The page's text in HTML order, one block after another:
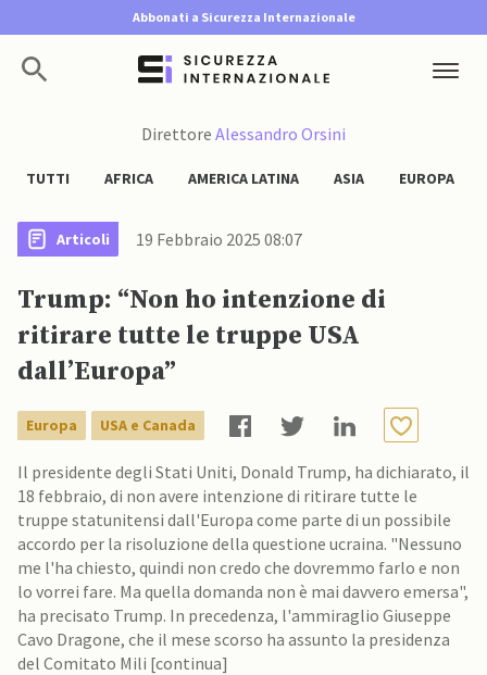
Abbonati a Sicurezza Internazionale
Direttore Alessandro Orsini
TUTTI AFRICA AMERICA LATINA ASIA EUROPA
Articoli 19 Febbraio 2025 08:07
Trump: “Non ho intenzione di
ritirare tutte le truppe USA
dall’Europa”
Europa USA e Canada
Il presidente degli Stati Uniti, Donald Trump, ha dichiarato, il
18 febbraio, di non avere intenzione di ritirare tutte le
truppe statunitensi dall'Europa come parte di un possibile
accordo per la risoluzione della questione ucraina. "Nessuno
me l'ha chiesto, quindi non credo che dovremmo farlo e non
lo vorrei fare. Ma quella domanda non è mai davvero emersa",
ha precisato Trump. In precedenza, l'ammiraglio Giuseppe
Cavo Dragone, che il mese scorso ha assunto la presidenza
del Comitato Mili [continua]